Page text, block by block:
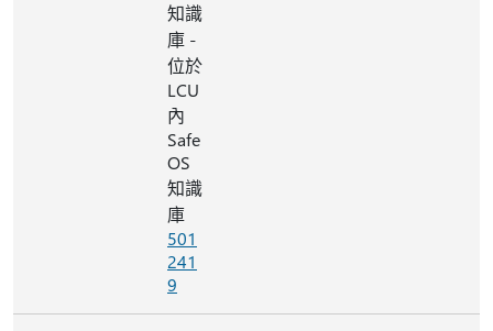
知識
庫 -
位於
LCU
內
Safe
OS
知識
庫
501
241
9